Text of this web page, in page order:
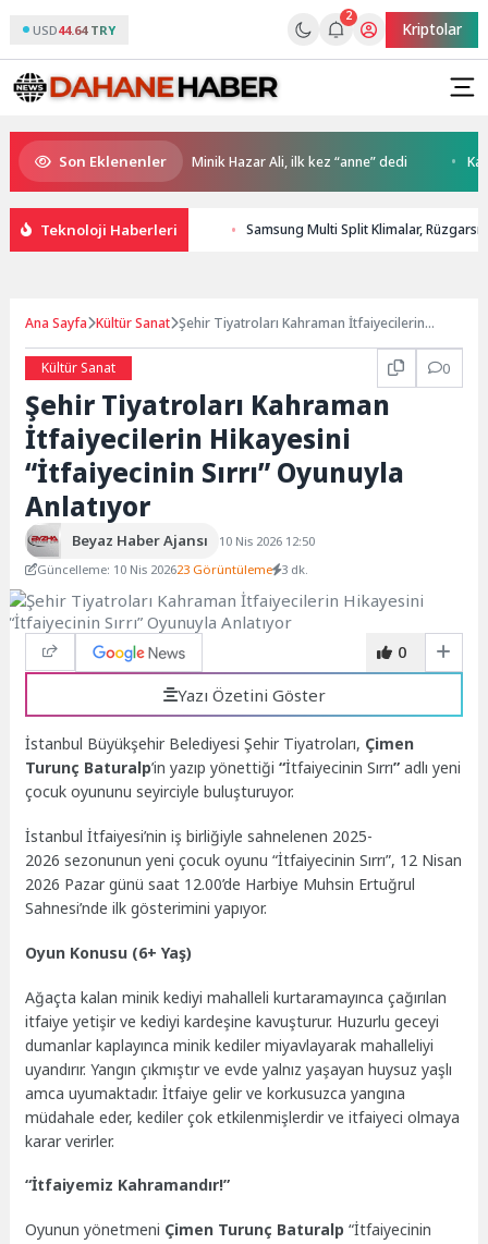
USD44.64 TRY
2
Kriptolar
Son Eklenenler
ile İstanbul’da Minik Hazar Ali, ilk kez “anne” dedi
Teknoloji Haberleri Samsung Multi Split Klimalar,
Ana Sayfa Kültür Sanat Şehir Tiyatroları Kahraman İtfaiyecilerin
Kültür Sanat 0
Şehir Tiyatroları Kahraman
İtfaiyecilerin Hikayesini
“İtfaiyecinin Sırrı” Oyunuyla
Anlatıyor
Beyaz Haber Ajansı
10 Nis 2026 12:50
Güncelleme: 10 Nis 202623 Görüntüleme 3 dk.
0
Yazı Özetini Göster
İstanbul Büyükşehir Belediyesi Şehir Tiyatroları, Çimen
Turunç Baturalp’in yazıp yönettiği“İtfaiyecinin Sırrı”adlı yeni
çocuk oyununu seyirciyle buluşturuyor.
İstanbul İtfaiyesi’nin iş birliğiyle sahnelenen 2025-
2026 sezonunun yeni çocuk oyunu “İtfaiyecinin Sırrı”, 12 Nisan
2026 Pazar günü saat 12.00’de Harbiye Muhsin Ertuğrul
Sahnesi’nde ilk gösterimini yapıyor.
Oyun Konusu (6+ Yaş)
Ağaçta kalan minik kediyi mahalleli kurtaramayınca çağırılan
itfaiye yetişir ve kediyi kardeşine kavuşturur. Huzurlu geceyi
dumanlar kaplayınca minik kediler miyavlayarak mahalleliyi
uyandırır. Yangın çıkmıştır ve evde yalnız yaşayan huysuz yaşlı
amca uyumaktadır. İtfaiye gelir ve korkusuzca yangına
müdahale eder, kediler çok etkilenmişlerdir ve itfaiyeci olmaya
karar verirler.
“İtfaiyemiz Kahramandır!”
Oyunun yönetmeni Çimen Turunç Baturalp “İtfaiyecinin